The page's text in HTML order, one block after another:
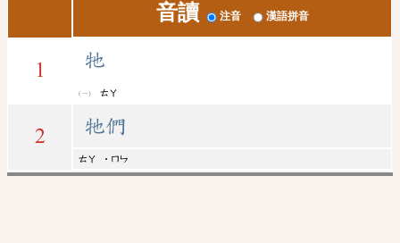
音讀 注音 漢語拼音
1 牠
ㄊㄚ
2 牠們
ㄊㄚ ˙ㄇㄣ